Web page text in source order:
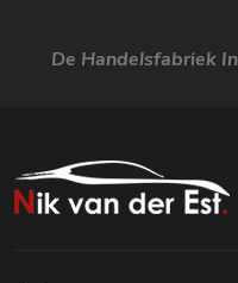
De Handelsfabriek